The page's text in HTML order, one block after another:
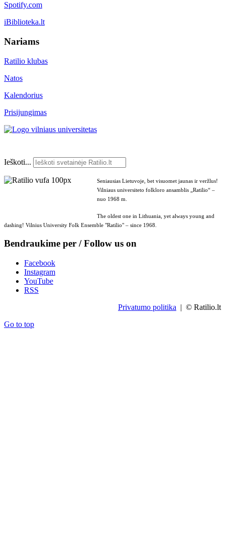
Spotify.com
iBiblioteka.lt
Nariams
Ratilio klubas
Natos
Kalendorius
Prisijungimas
Ieškoti...
Seniausias Lietuvoje, bet visuomet jaunas ir veržlus!
Vilniaus universiteto folkloro ansamblis „Ratilio“ –
nuo 1968 m.
The oldest one in Lithuania, yet always young and
dashing! Vilnius University Folk Ensemble "Ratilio" – since 1968.
Bendraukime per / Follow us on
Facebook
Instagram
YouTube
RSS
Privatumo politika | © Ratilio.lt
Go to top